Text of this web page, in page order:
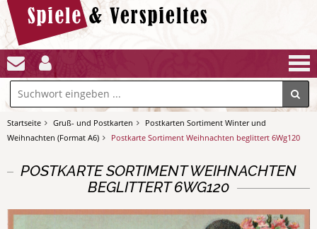
Startseite Gruß- und Postkarten
Postkarten Sortiment Winter und
Weihnachten (Format A6)
Postkarte Sortiment Weihnachten beglittert 6Wg120
POSTKARTE SORTIMENT WEIHNACHTEN
BEGLITTERT 6WG120